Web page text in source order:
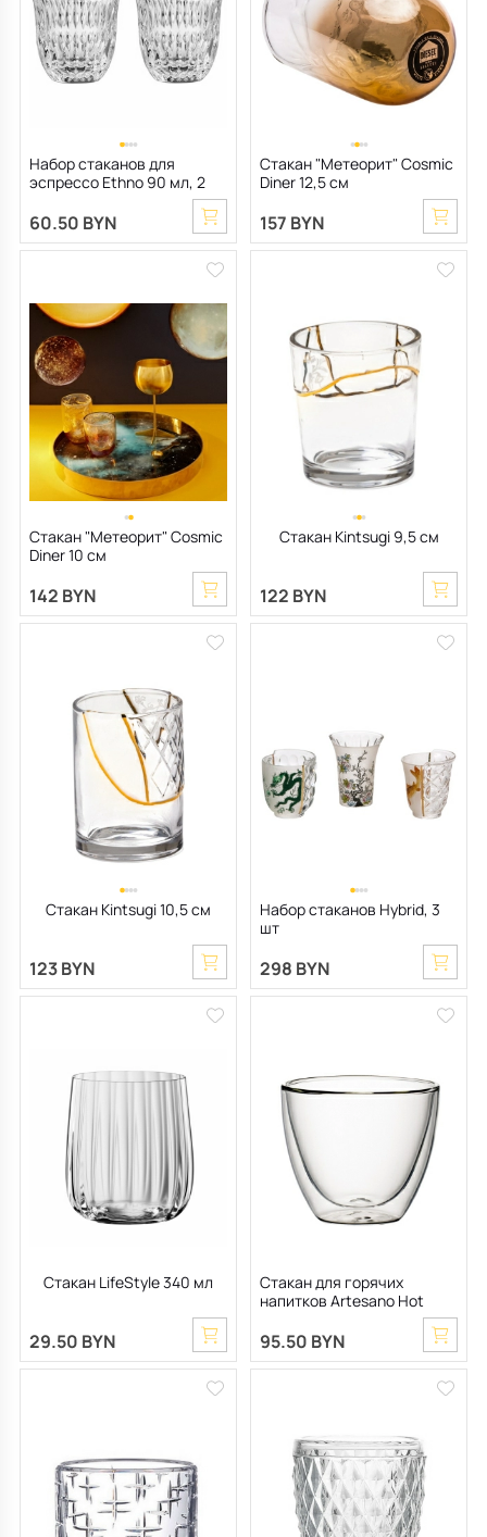
Пепельницы
Декоративные блюда
Душевая зона
Мебель для ванной
Полотенцесушители, Радиаторы
Чехлы на подушку
Подушки-вкладыши
Мебель для хранения
Декор дома
Набор стаканов для
эспрессо Ethno 90 мл, 2
60.50 BYN
Стакан "Метеорит" Cosmic
Diner 12,5 см
157 BYN
Стакан "Метеорит" Cosmic
Diner 10 см
142 BYN
Стакан Kintsugi 9,5 см
122 BYN
Стакан Kintsugi 10,5 см
123 BYN
Набор стаканов Hybrid, 3
шт
298 BYN
Стакан LifeStyle 340 мл
29.50 BYN
Стакан для горячих
напитков Artesano Hot
95.50 BYN